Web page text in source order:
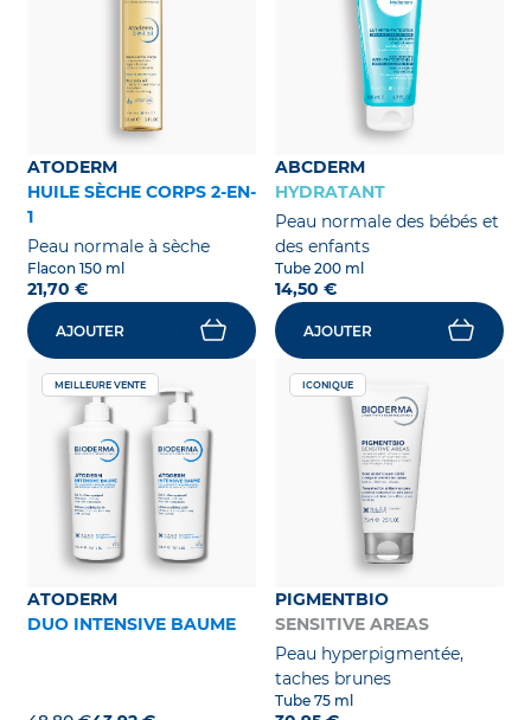
ATODERM
HUILE SÈCHE CORPS 2-EN-
1
Peau normale à sèche
Flacon 150 ml
21,70 €
AJOUTER
ABCDERM
HYDRATANT
Peau normale des bébés et
des enfants
Tube 200 ml
14,50 €
AJOUTER
MEILLEURE VENTE
ATODERM
DUO INTENSIVE BAUME
ICONIQUE
PIGMENTBIO
SENSITIVE AREAS
Peau hyperpigmentée,
taches brunes
Tube 75 ml